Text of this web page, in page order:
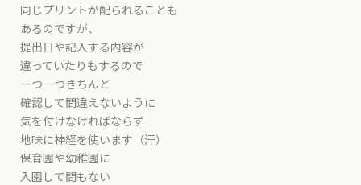
同じプリントが配られることも
あるのですが、
提出日や記入する内容が
違っていたりもするので
一つ一つきちんと
確認して間違えないように
気を付けなければならず
地味に神経を使います（汗）
保育園や幼稚園に
入園して間もない